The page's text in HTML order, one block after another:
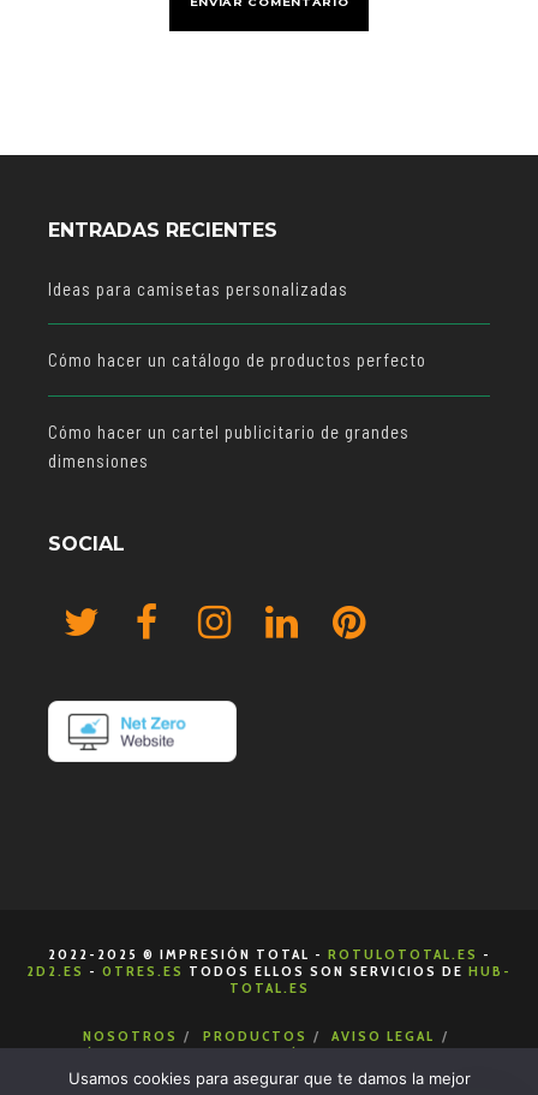
ENTRADAS RECIENTES
Ideas para camisetas personalizadas
Cómo hacer un catálogo de productos perfecto
Cómo hacer un cartel publicitario de grandes
dimensiones
SOCIAL
2022-2025 ® IMPRESIÓN TOTAL - ROTULOTOTAL.ES -
2D2.ES - 0TRES.ES TODOS ELLOS SON SERVICIOS DE HUB-
TOTAL.ES
NOSOTROS PRODUCTOS
AVISO LEGAL
POLÍTICA DE COOKIES
POLÍTICA DE PRIVACIDAD
CONDICIONES DE VENTA
CONTACTA
Usamos cookies para asegurar que te damos la mejor